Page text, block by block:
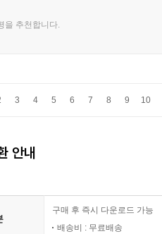
을 추천합니다.
3 4 5 6 7 8 9 10
안내
구매 후 즉시 다운로드 가능
배송비 : 무료배송